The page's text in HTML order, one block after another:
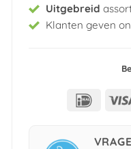
Uitgebreid
Klanten geven
IDeal